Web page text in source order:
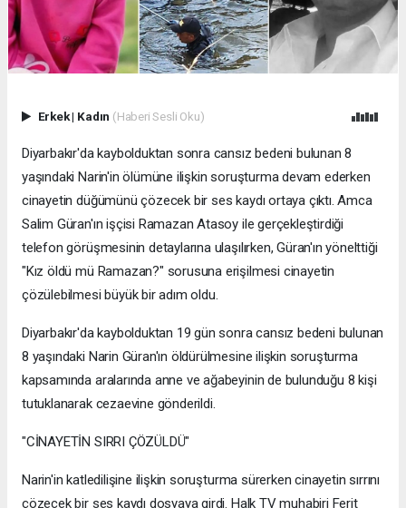
Erkek| Kadın (Haberi Sesli Oku)
Diyarbakır'da kaybolduktan sonra cansız bedeni bulunan 8
yaşındaki Narin'in ölümüne ilişkin soruşturma devam ederken
cinayetin düğümünü çözecek bir ses kaydı ortaya çıktı. Amca
Salim Güran'ın işçisi Ramazan Atasoy ile gerçekleştirdiği
telefon görüşmesinin detaylarına ulaşılırken, Güran'ın yönelttiği
"Kız öldü mü Ramazan?" sorusuna erişilmesi cinayetin
çözülebilmesi büyük bir adım oldu.
Diyarbakır'da kaybolduktan 19 gün sonra cansız bedeni bulunan
8 yaşındaki Narin Güran'ın öldürülmesine ilişkin soruşturma
kapsamında aralarında anne ve ağabeyinin de bulunduğu 8 kişi
tutuklanarak cezaevine gönderildi.
"CİNAYETİN SIRRI ÇÖZÜLDÜ"
Narin'in katledilişine ilişkin soruşturma sürerken cinayetin sırrını
çözecek bir ses kaydı dosyaya girdi. Halk TV muhabiri Ferit